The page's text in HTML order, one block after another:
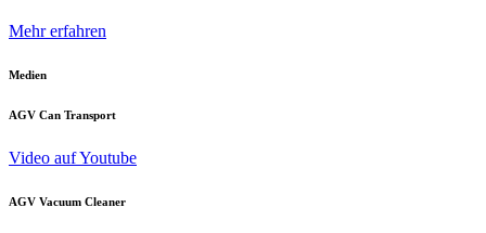
Mehr erfahren
Medien
AGV Can Transport
Video auf Youtube
AGV Vacuum Cleaner